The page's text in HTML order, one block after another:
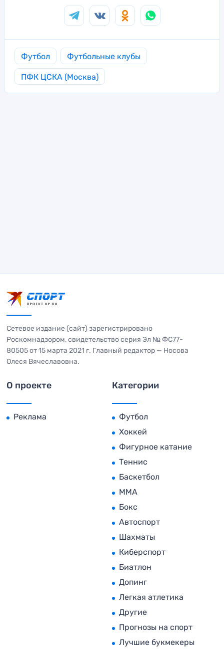
Футбол Футбольные клубы
ПФК ЦСКА (Москва)
Сетевое издание (сайт) зарегистрировано
Роскомнадзором, свидетельство серия Эл № ФС77-
80505 от 15 марта 2021 г. Главный редактор — Носова
Олеся Вячеславовна.
О проекте
Реклама
Категории
Футбол
Хоккей
Фигурное катание
Теннис
Баскетбол
MMA
Бокс
Автоспорт
Шахматы
Киберспорт
Биатлон
Допинг
Легкая атлетика
Другие
Прогнозы на спорт
Лучшие букмекеры